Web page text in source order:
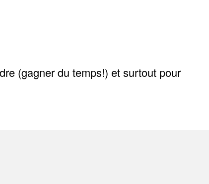
(gagner du temps!) et surtout pour